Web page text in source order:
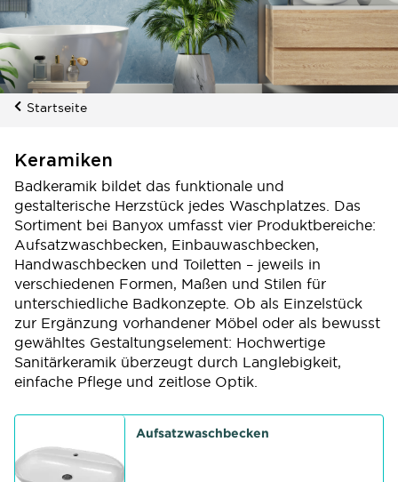
Startseite
Keramiken
Badkeramik bildet das funktionale und
gestalterische Herzstück jedes Waschplatzes. Das
Sortiment bei Banyox umfasst vier Produktbereiche:
Aufsatzwaschbecken, Einbauwaschbecken,
Handwaschbecken und Toiletten – jeweils in
verschiedenen Formen, Maßen und Stilen für
unterschiedliche Badkonzepte. Ob als Einzelstück
zur Ergänzung vorhandener Möbel oder als bewusst
gewähltes Gestaltungselement: Hochwertige
Sanitärkeramik überzeugt durch Langlebigkeit,
einfache Pflege und zeitlose Optik.
Aufsatzwaschbecken